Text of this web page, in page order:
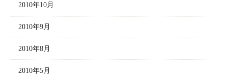
2010年10月
2010年9月
2010年8月
2010年5月